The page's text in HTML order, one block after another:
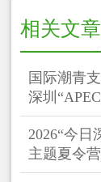
相关文章
国际潮青
深圳
2026“今日
主题夏令